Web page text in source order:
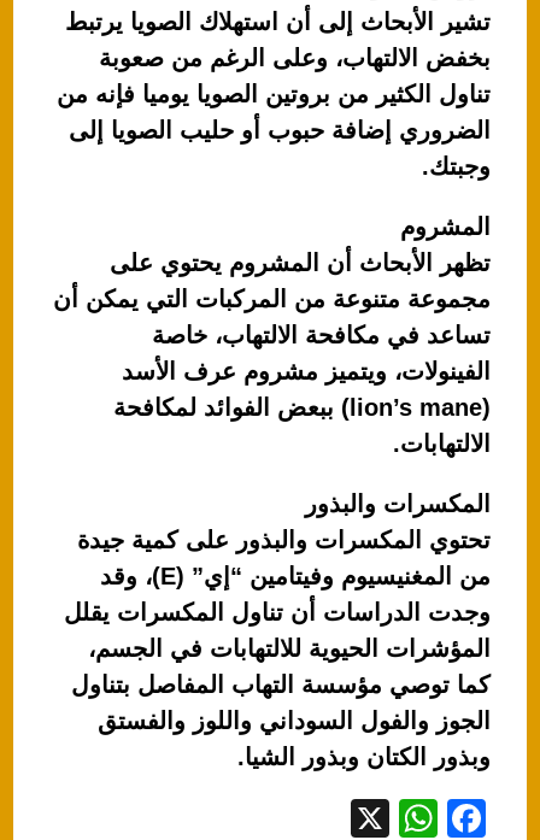
تشير الأبحاث إلى أن استهلاك الصويا يرتبط
بخفض الالتهاب، وعلى الرغم من صعوبة
تناول الكثير من بروتين الصويا يوميا فإنه من
الضروري إضافة حبوب أو حليب الصويا إلى
وجبتك.
المشروم
تظهر الأبحاث أن المشروم يحتوي على
مجموعة متنوعة من المركبات التي يمكن أن
تساعد في مكافحة الالتهاب، خاصة
الفينولات، ويتميز مشروم عرف الأسد
(lion’s mane) ببعض الفوائد لمكافحة
الالتهابات.
المكسرات والبذور
تحتوي المكسرات والبذور على كمية جيدة
من المغنيسيوم وفيتامين “إي” (E)، وقد
وجدت الدراسات أن تناول المكسرات يقلل
المؤشرات الحيوية للالتهابات في الجسم،
كما توصي مؤسسة التهاب المفاصل بتناول
الجوز والفول السوداني واللوز والفستق
وبذور الكتان وبذور الشيا.
F
W